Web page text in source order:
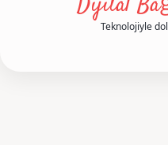
Teknolojiyle